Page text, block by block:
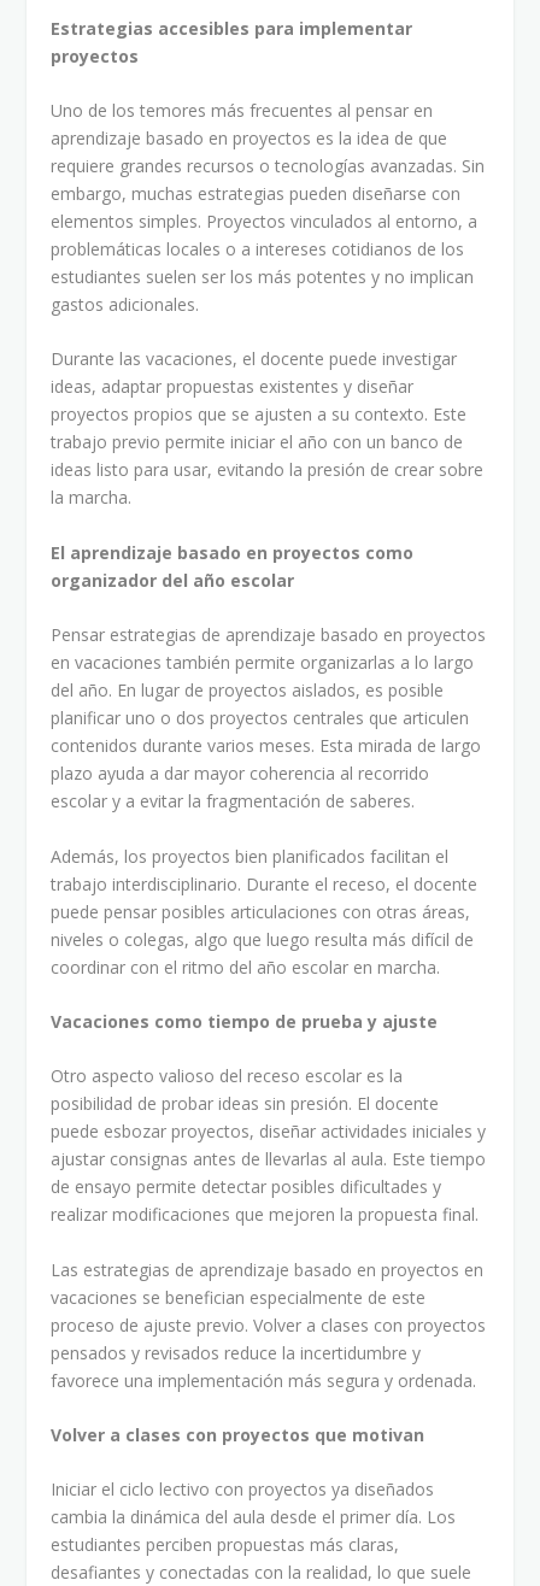
Estrategias accesibles para implementar
proyectos
Uno de los temores más frecuentes al pensar en
aprendizaje basado en proyectos es la idea de que
requiere grandes recursos o tecnologías avanzadas. Sin
embargo, muchas estrategias pueden diseñarse con
elementos simples. Proyectos vinculados al entorno, a
problemáticas locales o a intereses cotidianos de los
estudiantes suelen ser los más potentes y no implican
gastos adicionales.
Durante las vacaciones, el docente puede investigar
ideas, adaptar propuestas existentes y diseñar
proyectos propios que se ajusten a su contexto. Este
trabajo previo permite iniciar el año con un banco de
ideas listo para usar, evitando la presión de crear sobre
la marcha.
El aprendizaje basado en proyectos como
organizador del año escolar
Pensar estrategias de aprendizaje basado en proyectos
en vacaciones también permite organizarlas a lo largo
del año. En lugar de proyectos aislados, es posible
planificar uno o dos proyectos centrales que articulen
contenidos durante varios meses. Esta mirada de largo
plazo ayuda a dar mayor coherencia al recorrido
escolar y a evitar la fragmentación de saberes.
Además, los proyectos bien planificados facilitan el
trabajo interdisciplinario. Durante el receso, el docente
puede pensar posibles articulaciones con otras áreas,
niveles o colegas, algo que luego resulta más difícil de
coordinar con el ritmo del año escolar en marcha.
Vacaciones como tiempo de prueba y ajuste
Otro aspecto valioso del receso escolar es la
posibilidad de probar ideas sin presión. El docente
puede esbozar proyectos, diseñar actividades iniciales y
ajustar consignas antes de llevarlas al aula. Este tiempo
de ensayo permite detectar posibles dificultades y
realizar modificaciones que mejoren la propuesta final.
Las estrategias de aprendizaje basado en proyectos en
vacaciones se benefician especialmente de este
proceso de ajuste previo. Volver a clases con proyectos
pensados y revisados reduce la incertidumbre y
favorece una implementación más segura y ordenada.
Volver a clases con proyectos que motivan
Iniciar el ciclo lectivo con proyectos ya diseñados
cambia la dinámica del aula desde el primer día. Los
estudiantes perciben propuestas más claras,
desafiantes y conectadas con la realidad, lo que suele